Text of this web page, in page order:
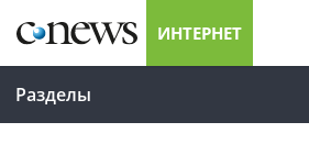
ИНТЕРНЕТ
Разделы